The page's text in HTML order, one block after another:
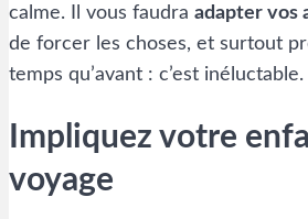
calme. Il vous faudra adapter vos
de forcer les choses, et surtout
temps qu’avant : c’est inéluctable.
Impliquez votre
voyage